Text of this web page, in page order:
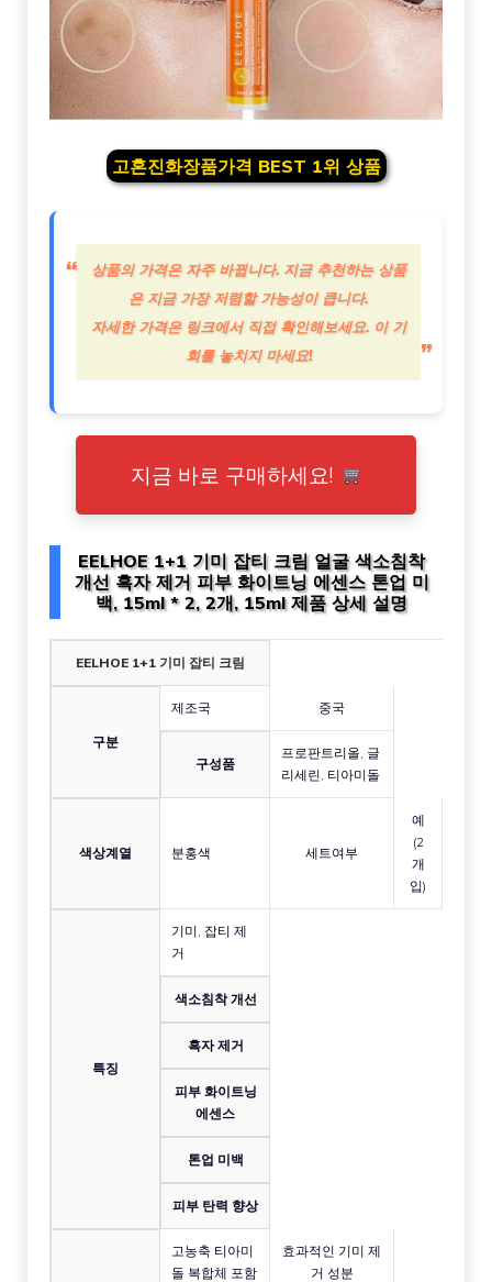
고혼진화장품가격 BEST 1위 상품
상품의 가격은 자주 바뀝니다. 지금 추천하는 상품
은 지금 가장 저렴할 가능성이 큽니다.
자세한 가격은 링크에서 직접 확인해보세요. 이 기
회를 놓치지 마세요!
지금 바로 구매하세요!
EELHOE 1+1 기미 잡티 크림 얼굴 색소침착
개선 흑자 제거 피부 화이트닝 에센스 톤업 미
백, 15ml * 2, 2개, 15ml 제품 상세 설명
EELHOE 1+1 기미 잡티 크림
구분
제조국 중국
구성품
프로판트리올, 글
리세린, 티아미돌
색상계열 분홍색 세트여부
예
(2
개
입)
특징
기미, 잡티 제
거
색소침착 개선
흑자 제거
피부 화이트닝
에센스
톤업 미백
피부 탄력 향상
고농축 티아미
돌 복합체 포함
효과적인 기미 제
거 성분